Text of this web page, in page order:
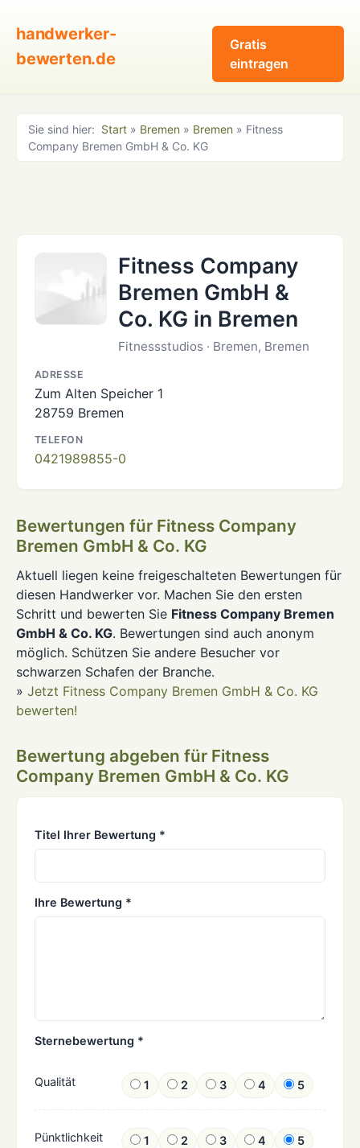
handwerker-
bewerten.de
Gratis
eintragen
Sie sind hier: Start » Bremen » Bremen » Fitness
Company Bremen GmbH & Co. KG
Fitness Company
Bremen GmbH &
Co. KG in Bremen
Fitnessstudios · Bremen, Bremen
ADRESSE
Zum Alten Speicher 1
28759 Bremen
TELEFON
0421989855-0
Bewertungen für Fitness Company
Bremen GmbH & Co. KG
Aktuell liegen keine freigeschalteten Bewertungen für
diesen Handwerker vor. Machen Sie den ersten
Schritt und bewerten Sie Fitness Company Bremen
GmbH & Co. KG. Bewertungen sind auch anonym
möglich. Schützen Sie andere Besucher vor
schwarzen Schafen der Branche.
» Jetzt Fitness Company Bremen GmbH & Co. KG
bewerten!
Bewertung abgeben für Fitness
Company Bremen GmbH & Co. KG
Titel Ihrer Bewertung *
Ihre Bewertung *
Sternebewertung *
Qualität 1 2 3 4 5
Pünktlichkeit 1 2 3 4 5